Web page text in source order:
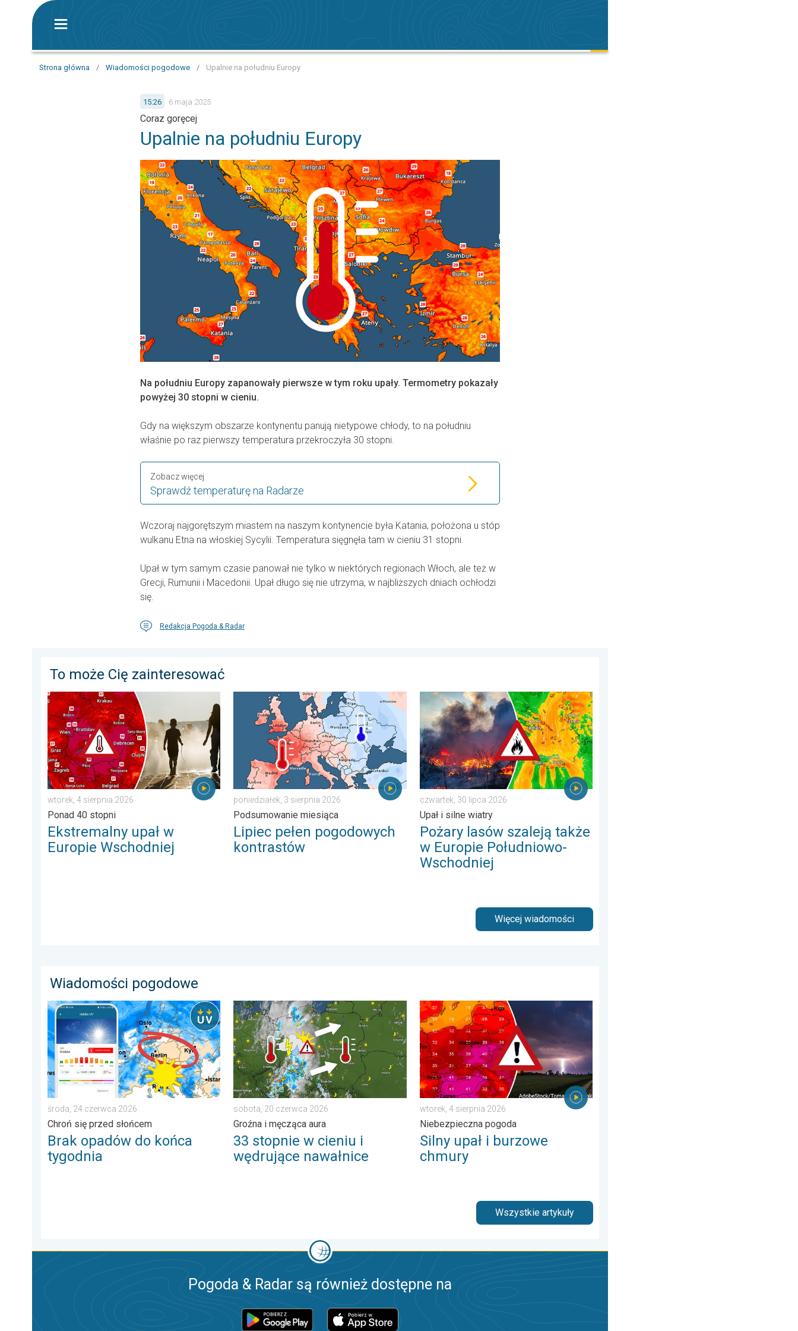
Strona główna / Wiadomości pogodowe / Upalnie na południu Europy
15:26 6 maja 2025
Coraz goręcej
Upalnie na południu Europy
Na południu Europy zapanowały pierwsze w tym roku upały. Termometry pokazały
powyżej 30 stopni w cieniu.
Gdy na większym obszarze kontynentu panują nietypowe chłody, to na południu
właśnie po raz pierwszy temperatura przekroczyła 30 stopni.
Sprawdź temperaturę na Radarze
Zobacz więcej
Wczoraj najgorętszym miastem na naszym kontynencie była Katania, położona u stóp
wulkanu Etna na włoskiej Sycylii. Temperatura sięgnęła tam w cieniu 31 stopni.
Upał w tym samym czasie panował nie tylko w niektórych regionach Włoch, ale też w
Grecji, Rumunii i Macedonii. Upał długo się nie utrzyma, w najbliższych dniach ochłodzi
się.
Redakcja Pogoda & Radar
To może Cię zainteresować
Ekstremalny upał w Europie Wschodniej. Ponad 40 stopni. . . wtorek, 4 sierpnia 2026
wtorek, 4 sierpnia 2026
Ponad 40 stopni
Ekstremalny upał w
Europie Wschodniej
Lipiec pełen pogodowych kontrastów. Podsumowanie miesiąca. . . poniedziałek, 3 sierpnia 2026
poniedziałek, 3 sierpnia 2026
Podsumowanie miesiąca
Lipiec pełen pogodowych
kontrastów
Pożary lasów szaleją także w Europie Południowo-Wschodniej. Upał i silne wiatry. . .
czwartek, 30 lipca 2026
Upał i silne wiatry
Pożary lasów szaleją także
w Europie Południowo-
Wschodniej
Więcej wiadomości
Wiadomości pogodowe
Brak opadów do końca tygodnia. Chroń się przed słońcem. . . środa, 24 czerwca 2026
środa, 24 czerwca 2026
Chroń się przed słońcem
Brak opadów do końca
tygodnia
33 stopnie w cieniu i wędrujące nawałnice. Groźna i męcząca aura. . . sobota, 20 czerwca 2026
sobota, 20 czerwca 2026
Groźna i męcząca aura
33 stopnie w cieniu i
wędrujące nawałnice
Silny upał i burzowe chmury. Niebezpieczna pogoda. . . wtorek, 4 sierpnia 2026
wtorek, 4 sierpnia 2026
Niebezpieczna pogoda
Silny upał i burzowe
chmury
Wszystkie artykuły
Pogoda & Radar są również dostępne na